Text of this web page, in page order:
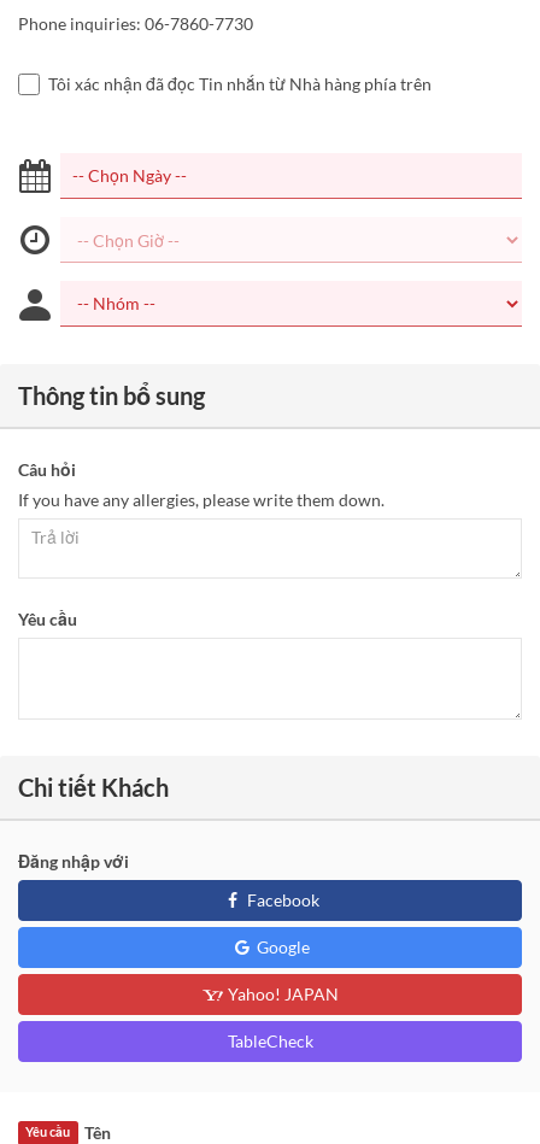
Phone inquiries: 06-7860-7730
Tôi xác nhận đã đọc Tin nhắn từ Nhà hàng phía trên
Thông tin bổ sung
Câu hỏi
If you have any allergies, please write them down.
Yêu cầu
Chi tiết Khách
Đăng nhập với
Facebook
Google
Yahoo! JAPAN
TableCheck
Tên
Yêu cầu